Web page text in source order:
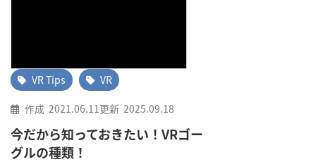
VR Tips VR
作成 2021.06.11更新 2025.09.18
今だから知っておきたい！VRゴー
グルの種類！